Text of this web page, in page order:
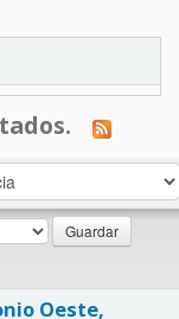
Oeste,